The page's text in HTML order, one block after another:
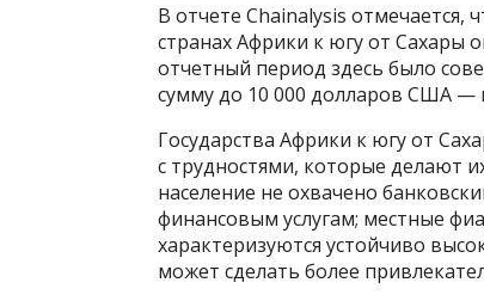
В отчете Chainalysis
странах Африки к югу от Сахары
отчетный период здесь было
сумму до 10 000 долларов США —
Государства Африки к югу от
с трудностями, которые делают
население не охвачено
финансовым услугам; местные
характеризуются устойчиво
может сделать более